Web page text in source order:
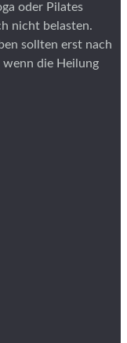
oder Pilates
nicht belasten.
sollten erst nach
die Heilung